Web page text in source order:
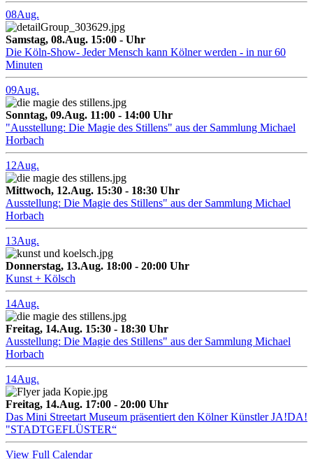
08Aug.
Samstag, 08.Aug. 15:00 - Uhr
Die Köln-Show- Jeder Mensch kann Kölner werden - in nur 60
Minuten
09Aug.
Sonntag, 09.Aug. 11:00 - 14:00 Uhr
"Ausstellung: Die Magie des Stillens" aus der Sammlung Michael
Horbach
12Aug.
Mittwoch, 12.Aug. 15:30 - 18:30 Uhr
Ausstellung: Die Magie des Stillens" aus der Sammlung Michael
Horbach
13Aug.
Donnerstag, 13.Aug. 18:00 - 20:00 Uhr
Kunst + Kölsch
14Aug.
Freitag, 14.Aug. 15:30 - 18:30 Uhr
Ausstellung: Die Magie des Stillens" aus der Sammlung Michael
Horbach
14Aug.
Freitag, 14.Aug. 17:00 - 20:00 Uhr
Das Mini Streetart Museum präsentiert den Kölner Künstler JA!DA!
"STADTGEFLÜSTER“
View Full Calendar